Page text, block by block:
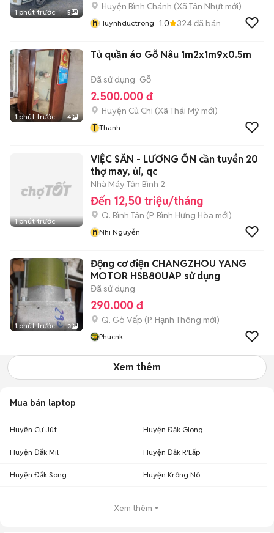
1 phút trước 5
Huyện Bình Chánh (Xã Tân Nhựt mới)
hHuynhductrong 1.0 324đã bán
1 phút trước 4
Tủ quần áo Gỗ Nâu 1m2x1m9x0.5m
Đã sử dụng Gỗ
2.500.000 đ
Huyện Củ Chi (Xã Thái Mỹ mới)
T Thanh
1 phút trước
VIỆC SẴN - LƯƠNG ỔN cần tuyển 20
thợ may, ủi, qc
Nhà Máy Tân Bình 2
Đến 12,50 triệu/tháng
Q. Bình Tân (P. Bình Hưng Hòa mới)
nNhi Nguyễn
1 phút trước 3
Động cơ điện CHANGZHOU YANG
MOTOR HSB80UAP sử dụng
Đã sử dụng
290.000 đ
Q. Gò Vấp (P. Hạnh Thông mới)
Phucnk
Xem thêm
Mua bán laptop
Huyện Cư Jút Huyện Đăk Glong
Huyện Đắk Mil Huyện Đắk R'Lấp
Huyện Đắk Song Huyện Krông Nô
Xem thêm